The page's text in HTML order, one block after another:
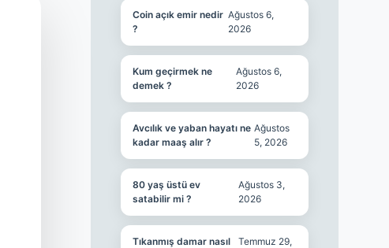
Coin açık emir nedir
?
Ağustos 6,
2026
Kum geçirmek ne
demek ?
Ağustos 6,
2026
Avcılık ve yaban hayatı ne
kadar maaş alır ?
Ağustos
5, 2026
80 yaş üstü ev
satabilir mi ?
Ağustos 3,
2026
Tıkanmış damar nasıl
Temmuz 29,